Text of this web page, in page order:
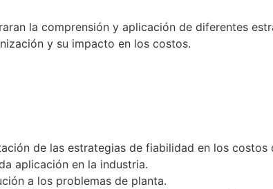
la comprensión y aplicación de diferentes
y su impacto en los costos.
de las estrategias de fiabilidad en los costos
aplicación en la industria.
a los problemas de planta.